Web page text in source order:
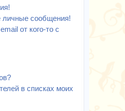
личные сообщения!
от кого-то с
в списках моих